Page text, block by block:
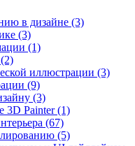
в дизайне (3)
(3)
(1)
иллюстрации (3)
(9)
(3)
3D Painter (1)
(67)
(5)